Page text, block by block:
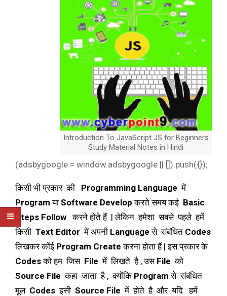
Introduction To JavaScript JS for Beginners
Study Material Notes in Hindi
(adsbygoogle = window.adsbygoogle || []).push({});
किसी भी प्रकार की Programming Language में
Program या Software Develop करते समय कई Basic
Steps Followकरने होते हैं | लेकिन हमेशा सबसे पहले हमें
किसी Text Editor में अपनी Language से संबंधित Codes
लिखकर कोंई Program Create करना होता हैं | इस प्रकार के
Codesको हम जिस File में लिखते है , उस File को
Source File कहा जाता है , क्योंकि Program से संबंधित
मूल Codes इसी Source File में होते है और यदि हमें